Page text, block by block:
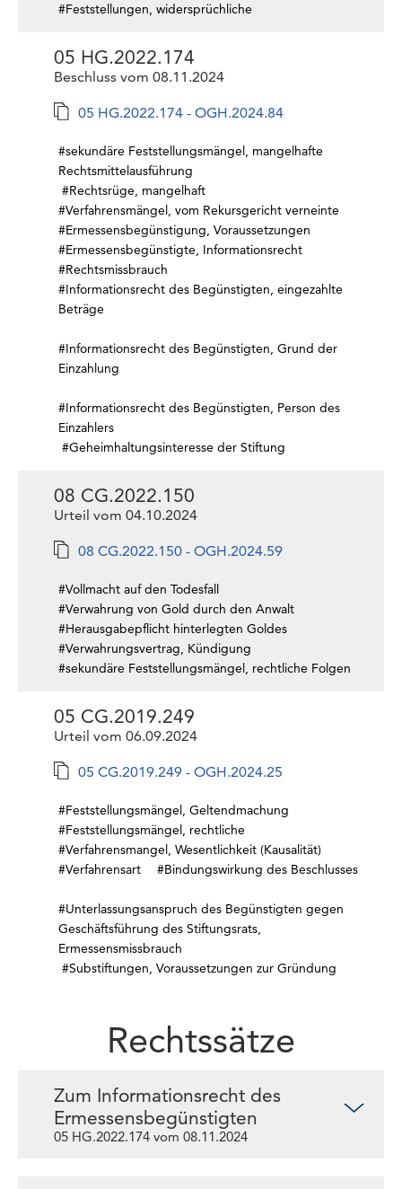
#Feststellungen, widersprüchliche
05 HG.2022.174
Beschluss vom 08.11.2024
05 HG.2022.174 - OGH.2024.84
#sekundäre Feststellungsmängel, mangelhafte
Rechtsmittelausführung
#Rechtsrüge, mangelhaft
#Verfahrensmängel, vom Rekursgericht verneinte
#Ermessensbegünstigung, Voraussetzungen
#Ermessensbegünstigte, Informationsrecht
#Rechtsmissbrauch
#Informationsrecht des Begünstigten, eingezahlte
Beträge
#Informationsrecht des Begünstigten, Grund der
Einzahlung
#Informationsrecht des Begünstigten, Person des
Einzahlers
#Geheimhaltungsinteresse der Stiftung
08 CG.2022.150
Urteil vom 04.10.2024
08 CG.2022.150 - OGH.2024.59
#Vollmacht auf den Todesfall
#Verwahrung von Gold durch den Anwalt
#Herausgabepflicht hinterlegten Goldes
#Verwahrungsvertrag, Kündigung
#sekundäre Feststellungsmängel, rechtliche Folgen
05 CG.2019.249
Urteil vom 06.09.2024
05 CG.2019.249 - OGH.2024.25
#Feststellungsmängel, Geltendmachung
#Feststellungsmängel, rechtliche
#Verfahrensmangel, Wesentlichkeit (Kausalität)
#Verfahrensart
#Bindungswirkung des Beschlusses
#Unterlassungsanspruch des Begünstigten gegen
Geschäftsführung des Stiftungsrats,
Ermessensmissbrauch
#Substiftungen, Voraussetzungen zur Gründung
Rechtssätze
Zum Informationsrecht des
Ermessensbegünstigten
05 HG.2022.174 vom 08.11.2024